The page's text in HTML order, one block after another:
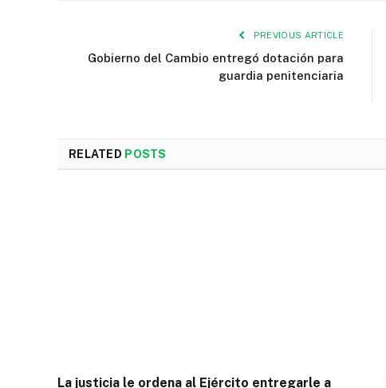
PREVIOUS ARTICLE
Gobierno del Cambio entregó dotación para
guardia penitenciaria
RELATED POSTS
La justicia le ordena al Ejército entregarle a